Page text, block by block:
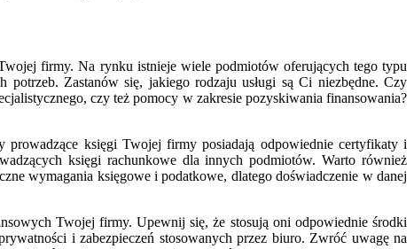
firmy. Na rynku istnieje wiele podmiotów oferujących tego typu
potrzeb. Zastanów się, jakiego rodzaju usługi są Ci niezbędne. Czy
czy też pomocy w zakresie pozyskiwania finansowania?
księgi Twojej firmy posiadają odpowiednie certyfikaty i
księgi rachunkowe dla innych podmiotów. Warto również
wymagania księgowe i podatkowe, dlatego doświadczenie w danej
Twojej firmy. Upewnij się, że stosują oni odpowiednie środki
i zabezpieczeń stosowanych przez biuro. Zwróć uwagę na